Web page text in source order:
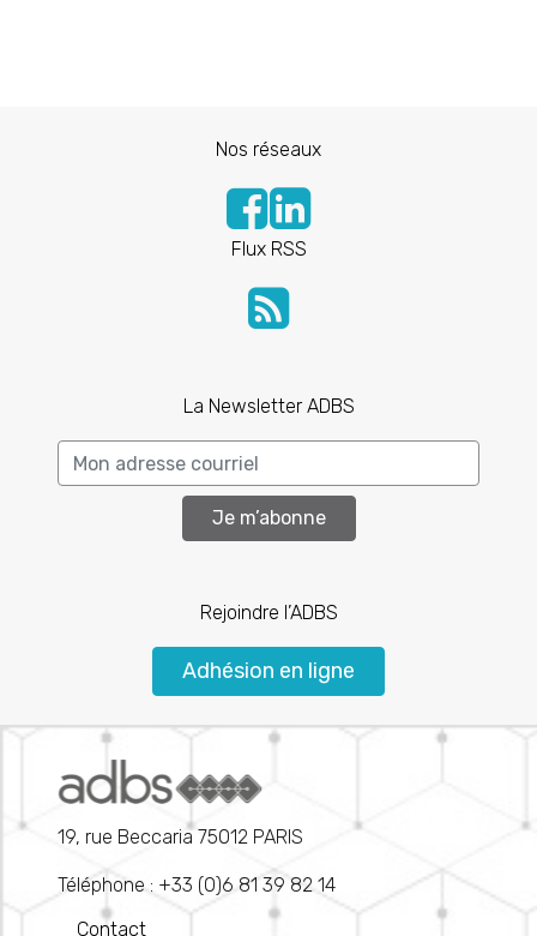
Nos réseaux
Flux RSS
La Newsletter ADBS
Je m’abonne
Rejoindre l’ADBS
Adhésion en ligne
19, rue Beccaria 75012 PARIS
Téléphone : +33 (0)6 81 39 82 14
Contact